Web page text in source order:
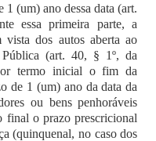
(um) ano dessa data (art.
essa primeira parte, a
vista dos autos aberta ao
Pública (art. 40, § 1º, da
termo inicial o fim da
de 1 (um) ano da data da
ou bens penhoráveis
final o prazo prescricional
(quinquenal, no caso dos